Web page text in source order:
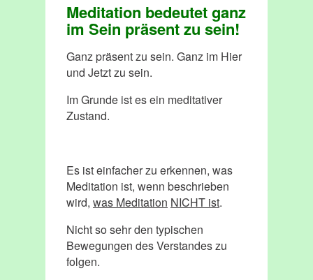
Meditation bedeutet ganz
im Sein präsent zu sein!
Ganz präsent zu sein. Ganz im Hier
und Jetzt zu sein.
Im Grunde ist es ein meditativer
Zustand.
Es ist einfacher zu erkennen, was
Meditation ist, wenn beschrieben
wird, was Meditation NICHT ist.
Nicht so sehr den typischen
Bewegungen des Verstandes zu
folgen.